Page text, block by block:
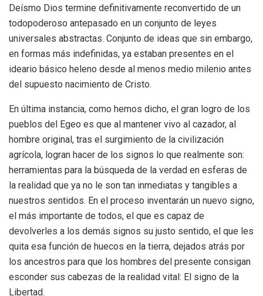
Deísmo Dios termine definitivamente reconvertido de un
todopoderoso antepasado en un conjunto de leyes
universales abstractas. Conjunto de ideas que sin embargo,
en formas más indefinidas, ya estaban presentes en el
ideario básico heleno desde al menos medio milenio antes
del supuesto nacimiento de Cristo.
En última instancia, como hemos dicho, el gran logro de los
pueblos del Egeo es que al mantener vivo al cazador, al
hombre original, tras el surgimiento de la civilización
agrícola, logran hacer de los signos lo que realmente son:
herramientas para la búsqueda de la verdad en esferas de
la realidad que ya no le son tan inmediatas y tangibles a
nuestros sentidos. En el proceso inventarán un nuevo signo,
el más importante de todos, el que es capaz de
devolverles a los demás signos su justo sentido, el que les
quita esa función de huecos en la tierra, dejados atrás por
los ancestros para que los hombres del presente consigan
esconder sus cabezas de la realidad vital: El signo de la
Libertad.